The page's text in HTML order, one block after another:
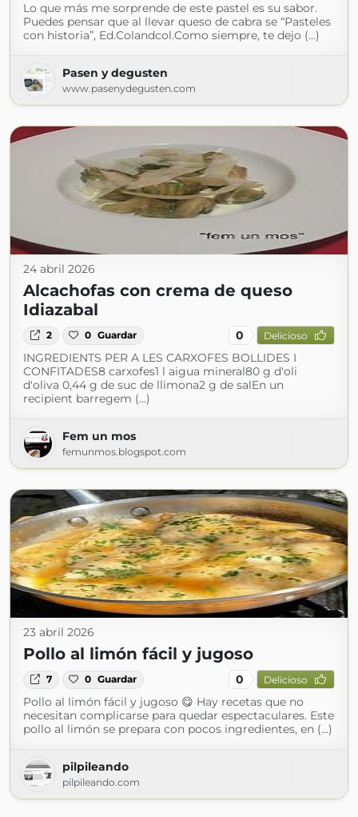
Lo que más me sorprende de este pastel es su sabor.
Puedes pensar que al llevar queso de cabra se “Pasteles
con historia”, Ed.Colandcol.Como siempre, te dejo (...)
Pasen y degusten
www.pasenydegusten.com
24 abril 2026
Alcachofas con crema de queso
Idiazabal
2 0 Guardar 0 Delicioso
INGREDIENTS PER A LES CARXOFES BOLLIDES I
CONFITADES8 carxofes1 l aigua mineral80 g d'oli
d'oliva 0,44 g de suc de llimona2 g de salEn un
recipient barregem (...)
Fem un mos
femunmos.blogspot.com
23 abril 2026
Pollo al limón fácil y jugoso
7 0 Guardar 0 Delicioso
Pollo al limón fácil y jugoso 😋 Hay recetas que no
necesitan complicarse para quedar espectaculares. Este
pollo al limón se prepara con pocos ingredientes, en (...)
pilpileando
pilpileando.com